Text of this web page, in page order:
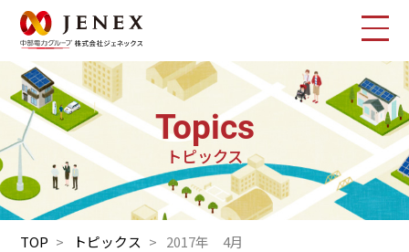
Topics
トピックス
TOP トピックス 2017年 4月